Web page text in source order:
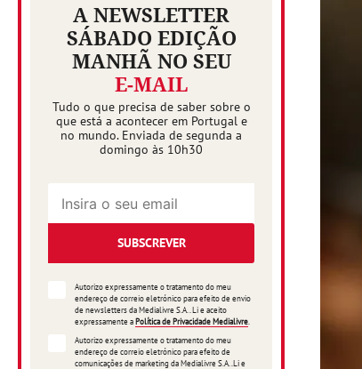
A NEWSLETTER
SÁBADO EDIÇÃO
MANHÃ NO SEU
E-MAIL
Tudo o que precisa de saber sobre o
que está a acontecer em Portugal e
no mundo. Enviada de segunda a
domingo às 10h30
SUBSCREVER
Autorizo expressamente o tratamento do meu
endereço de correio eletrónico para efeito de envio
de newsletters da Medialivre S.A.. Li e aceito
expressamente aPolítica de Privacidade Medialivre
Autorizo expressamente o tratamento do meu
endereço de correio eletrónico para efeito de
comunicações de marketing da Medialivre S.A..Li e